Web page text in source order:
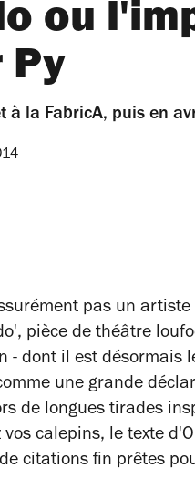
ou
Py
à la FabricA, puis en
pas un
pièce de théâtre
- dont il est
une grande
de longues tirades
calepins, le texte
citations fin prêtes